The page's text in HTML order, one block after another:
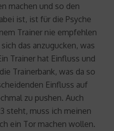
machen und so den
ist, ist für die Psyche
Trainer nie empfehlen
das anzugucken, was
Trainer hat Einfluss und
Trainerbank, was da so
Einfluss auf
zu pushen. Auch
steht, muss ich meinen
ein Tor machen wollen.